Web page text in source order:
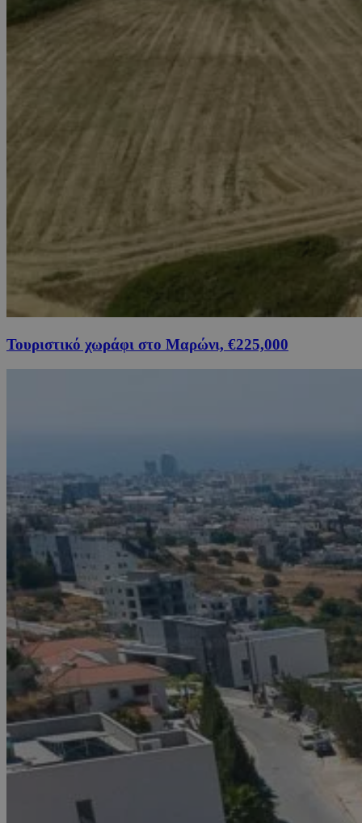
Τουριστικό χωράφι στο Μαρώνι, €225,000